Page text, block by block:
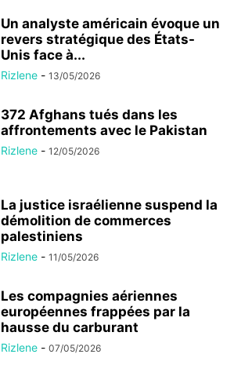
Un analyste américain évoque un
revers stratégique des États-
Unis face à...
Rizlene - 13/05/2026
372 Afghans tués dans les
affrontements avec le Pakistan
Rizlene - 12/05/2026
La justice israélienne suspend la
démolition de commerces
palestiniens
Rizlene - 11/05/2026
Les compagnies aériennes
européennes frappées par la
hausse du carburant
Rizlene - 07/05/2026